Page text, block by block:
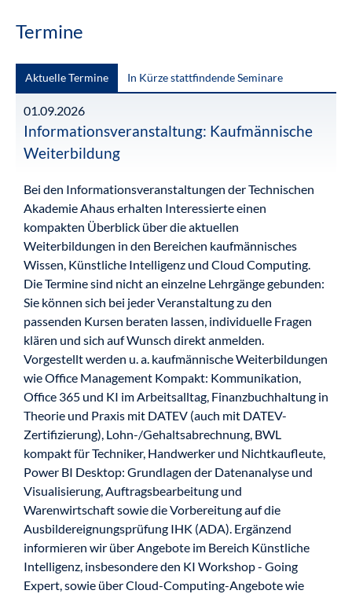
Termine
Aktuelle Termine In Kürze stattfindende Seminare
01.09.2026
Informationsveranstaltung: Kaufmännische
Weiterbildung
Bei den Informationsveranstaltungen der Technischen
Akademie Ahaus erhalten Interessierte einen
kompakten Überblick über die aktuellen
Weiterbildungen in den Bereichen kaufmännisches
Wissen, Künstliche Intelligenz und Cloud Computing.
Die Termine sind nicht an einzelne Lehrgänge gebunden:
Sie können sich bei jeder Veranstaltung zu den
passenden Kursen beraten lassen, individuelle Fragen
klären und sich auf Wunsch direkt anmelden.
Vorgestellt werden u. a. kaufmännische Weiterbildungen
wie Office Management Kompakt: Kommunikation,
Office 365 und KI im Arbeitsalltag, Finanzbuchhaltung in
Theorie und Praxis mit DATEV (auch mit DATEV-
Zertifizierung), Lohn-/Gehaltsabrechnung, BWL
kompakt für Techniker, Handwerker und Nichtkaufleute,
Power BI Desktop: Grundlagen der Datenanalyse und
Visualisierung, Auftragsbearbeitung und
Warenwirtschaft sowie die Vorbereitung auf die
Ausbildereignungsprüfung IHK (ADA). Ergänzend
informieren wir über Angebote im Bereich Künstliche
Intelligenz, insbesondere den KI Workshop - Going
Expert, sowie über Cloud-Computing-Angebote wie